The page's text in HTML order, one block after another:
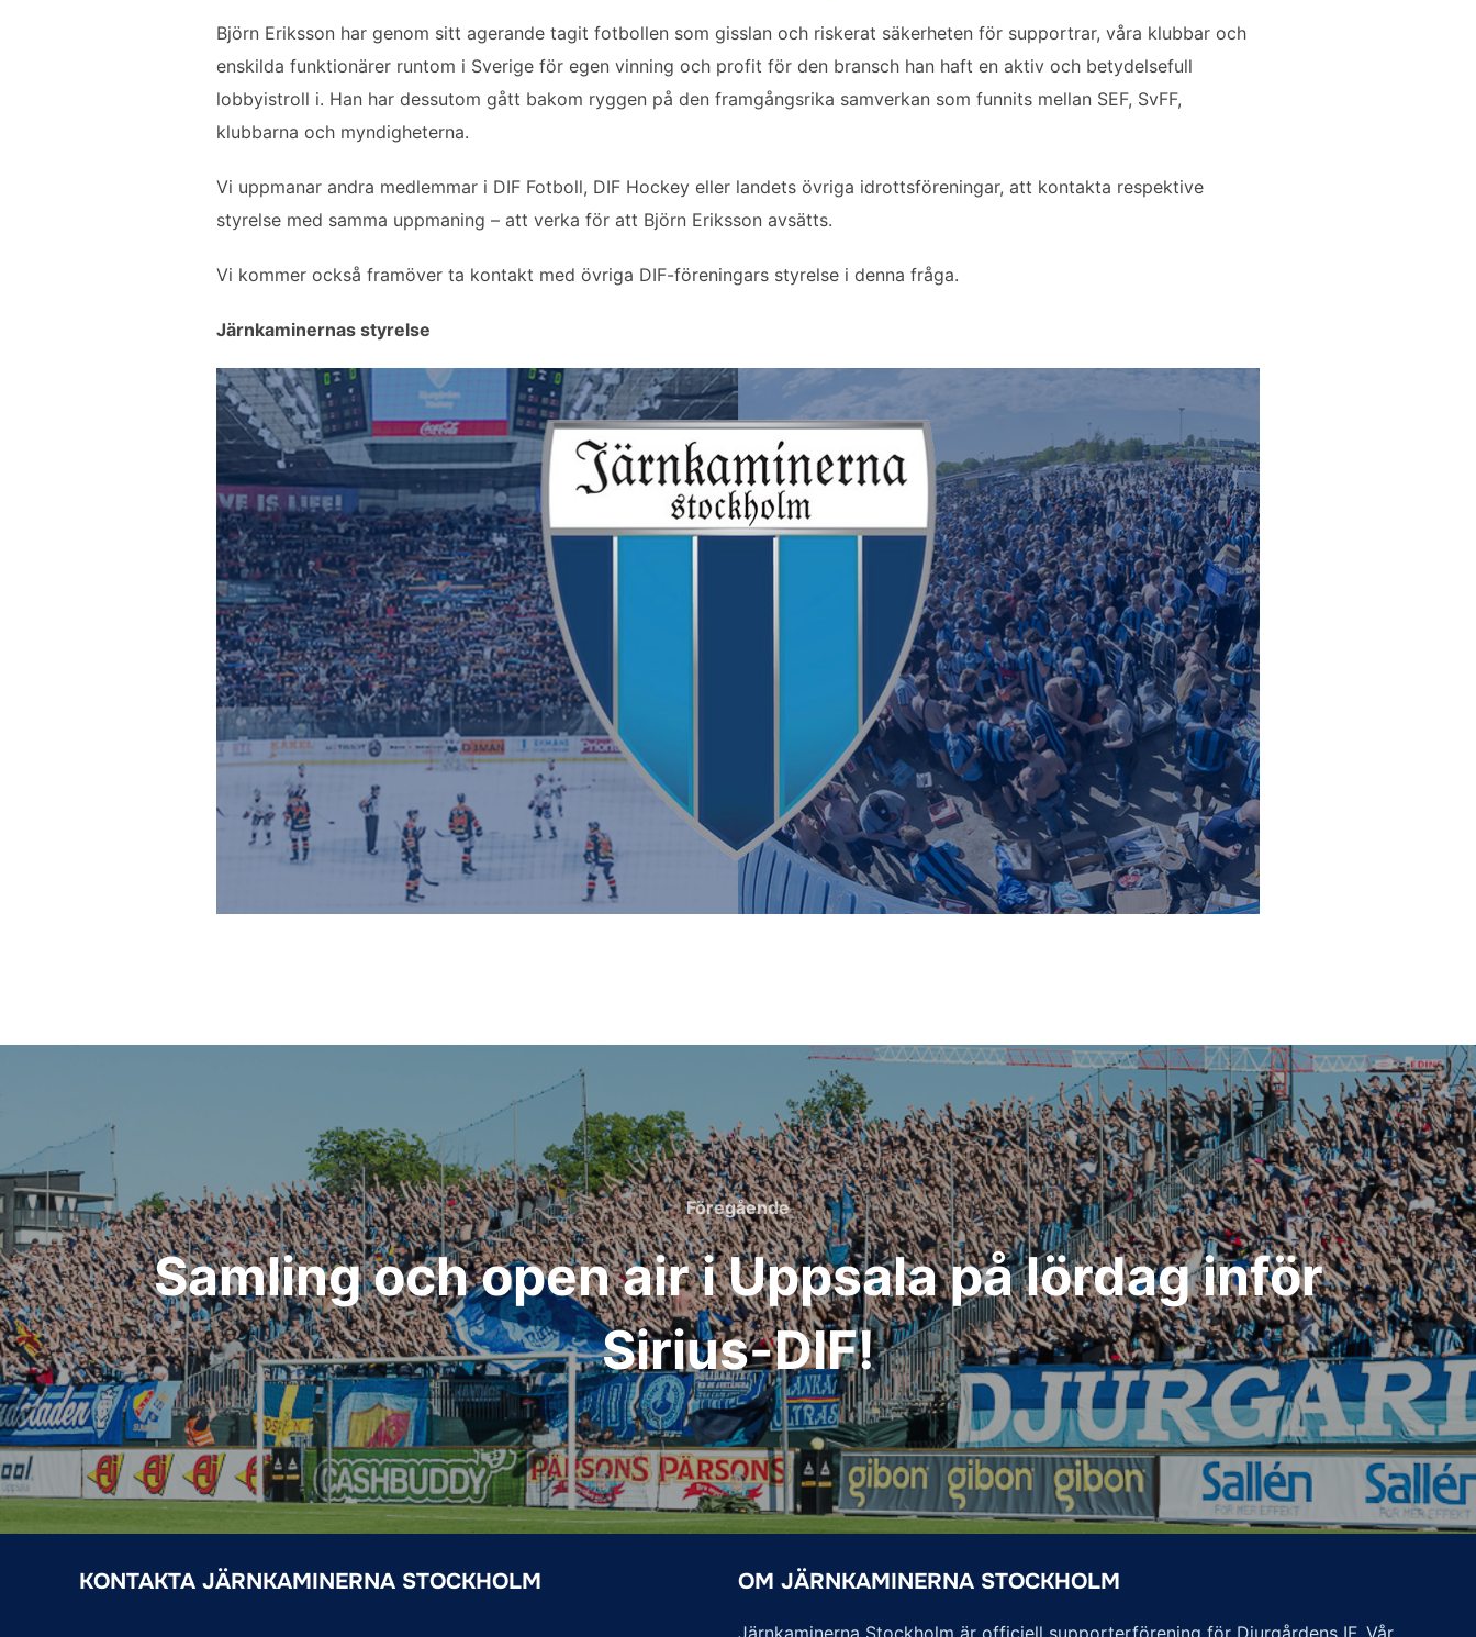
Björn Eriksson har genom sitt agerande tagit fotbollen som gisslan och riskerat säkerheten för supportrar, våra klubbar och
enskilda funktionärer runtom i Sverige för egen vinning och profit för den bransch han haft en aktiv och betydelsefull
lobbyistroll i. Han har dessutom gått bakom ryggen på den framgångsrika samverkan som funnits mellan SEF, SvFF,
klubbarna och myndigheterna.
Vi uppmanar andra medlemmar i DIF Fotboll, DIF Hockey eller landets övriga idrottsföreningar, att kontakta respektive
styrelse med samma uppmaning – att verka för att Björn Eriksson avsätts.
Vi kommer också framöver ta kontakt med övriga DIF-föreningars styrelse i denna fråga.
Järnkaminernas styrelse
Föregående
Föregående
Samling och open air i Uppsala på lördag inför
Sirius-DIF!
KONTAKTA JÄRNKAMINERNA STOCKHOLM OM JÄRNKAMINERNA STOCKHOLM